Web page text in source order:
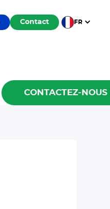
Contact FR
CONTACTEZ-NOUS